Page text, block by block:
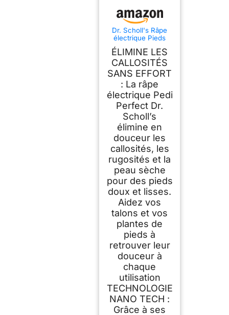
Dr. Scholl's Râpe
électrique Pieds
Pedi Perfect Pro
avec 3 rouleaux
Nano Tech - Élimine
les callosités pour
des pieds doux et
beaux - Autonomie
90 minutes -
Rechargeable et
Etanche
ÉLIMINE LES
CALLOSITÉS
SANS EFFORT
: La râpe
électrique Pedi
Perfect Dr.
Scholl’s
élimine en
douceur les
callosités, les
rugosités et la
peau sèche
pour des pieds
doux et lisses.
Aidez vos
talons et vos
plantes de
pieds à
retrouver leur
douceur à
chaque
utilisation
TECHNOLOGIE
NANO TECH :
Grâce à ses